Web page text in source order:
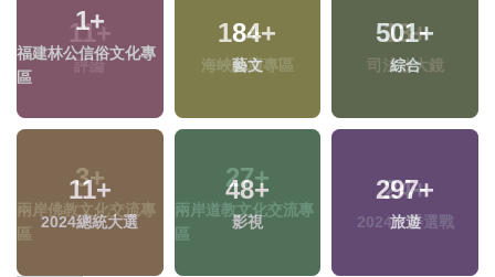
11+
評論
8+
海峽論壇專區
13+
司法放大鏡
3+
兩岸佛教文化交流專
區
27+
兩岸道教文化交流專
區
24+
2024立委選戰